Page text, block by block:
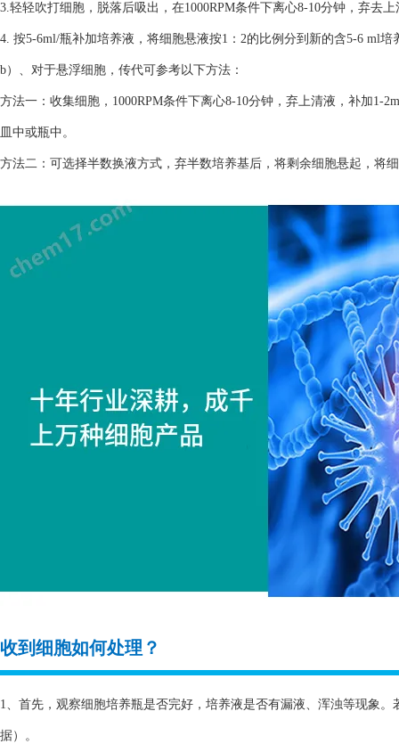
3.轻轻吹打细胞，脱落后吸出，在1000RPM条件下离心8-10分钟，弃去
4. 按5-6ml/瓶补加培养液，将细胞悬液按1：2的比例分到新的含5-6 ml培
b）、对于悬浮细胞，传代可参考以下方法：
方法一：收集细胞，1000RPM条件下离心8-10分钟，弃上清液，补加1-
皿中或瓶中。
方法二：可选择半数换液方式，弃半数培养基后，将剩余细胞悬起，将
收到细胞如何处理？
1、首先，观察细胞培养瓶是否完好，培养液是否有漏液、浑浊等现象
据）。